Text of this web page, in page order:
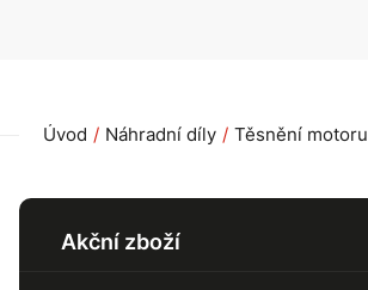
Úvod Náhradní díly Těsnění motoru
Akční zboží